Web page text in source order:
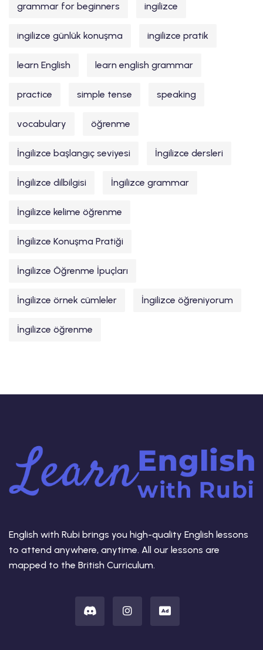
grammar for beginners ingilizce
ingilizce günlük konuşma ingilizce pratik
learn English learn english grammar
practice simple tense speaking
vocabulary öğrenme
İngilizce başlangıç seviyesi İngilizce dersleri
İngilizce dilbilgisi İngilizce grammar
İngilizce kelime öğrenme
İngilizce Konuşma Pratiği
İngilizce Öğrenme İpuçları
İngilizce örnek cümleler İngilizce öğreniyorum
İngilizce öğrenme
English with Rubi brings you high-quality English lessons
to attend anywhere, anytime. All our lessons are
mapped to the British Curriculum.